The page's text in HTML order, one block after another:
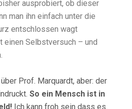
ausprobiert, ob dieser
man ihn einfach unter die
entschlossen wagt
einen Selbstversuch – und
Prof. Marquardt, aber: der
So ein Mensch ist in
Ich kann froh sein dass es